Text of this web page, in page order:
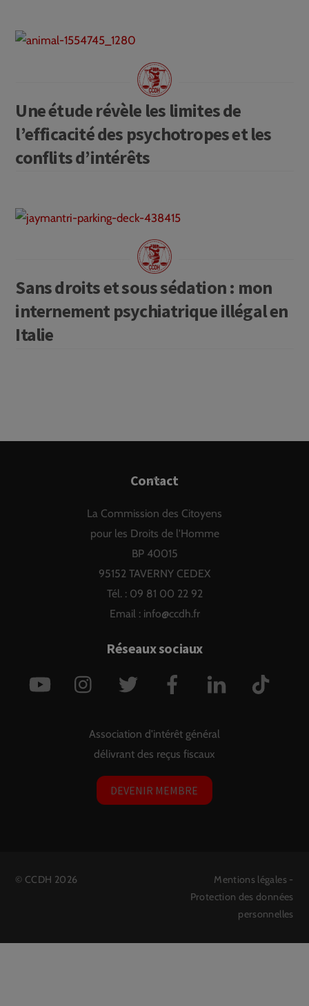
Une étude révèle les limites de
l’efficacité des psychotropes et les
conflits d’intérêts
Sans droits et sous sédation : mon
internement psychiatrique illégal en
Italie
Back
Top
Contact
La Commission des Citoyens
pour les Droits de l'Homme
BP 40015
95152 TAVERNY CEDEX
Tél. : 09 81 00 22 92
Email : info@ccdh.fr
Réseaux sociaux
YouTube Instagram Twitter Facebook LinkedIn
Association d'intérêt général
délivrant des reçus fiscaux
DEVENIR MEMBRE
© CCDH 2026 Mentions légales -
Protection des données
personnelles